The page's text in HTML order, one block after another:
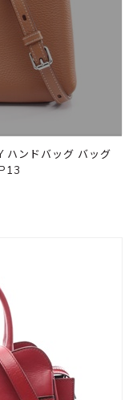
ハンドバッグ バッグ